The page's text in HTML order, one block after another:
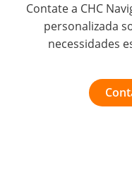
Contate a CHC
personalizada
necessidades